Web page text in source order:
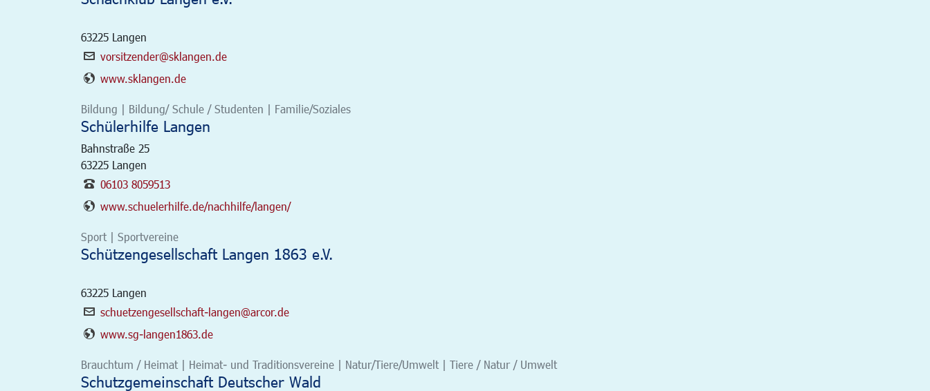
63225 Langen
vorsitzender@sklangen.de
www.sklangen.de
Bildung | Bildung/ Schule / Studenten | Familie/Soziales
Schülerhilfe Langen
Bahnstraße 25
63225 Langen
06103 8059513
www.schuelerhilfe.de/nachhilfe/langen/
Sport | Sportvereine
Schützengesellschaft Langen 1863 e.V.
63225 Langen
schuetzengesellschaft-langen@arcor.de
www.sg-langen1863.de
Brauchtum / Heimat | Heimat- und Traditionsvereine | Natur/Tiere/Umwelt | Tiere / Natur / Umwelt
Schutzgemeinschaft Deutscher Wald